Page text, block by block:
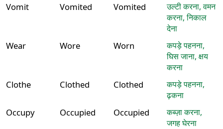
Vomit Vomited Vomited
उल्टी करना, वमन
करना, निकाल
देना
Wear Wore Worn
कपड़े पहनना,
घिस जाना, क्षय
करना
Clothe Clothed Clothed
कपड़े पहनना,
ढ़कना
Occupy Occupied Occupied
कब्ज़ा करना,
जगह घेरना